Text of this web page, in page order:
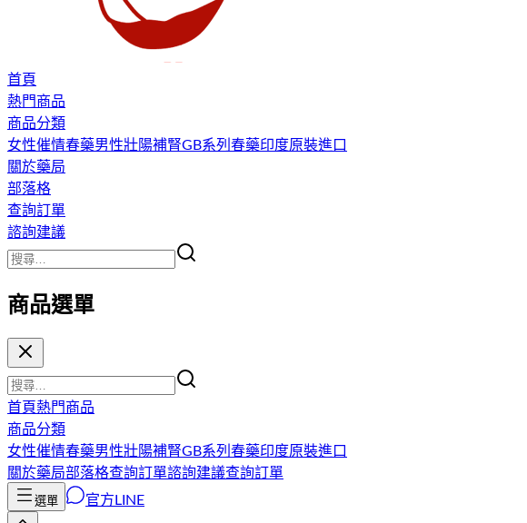
首頁
熱門商品
商品分類
女性催情春藥男性壯陽補腎GB系列春藥印度原裝進口
關於藥局
部落格
查詢訂單
諮詢建議
商品選單
首頁熱門商品
商品分類
女性催情春藥男性壯陽補腎GB系列春藥印度原裝進口
關於藥局部落格查詢訂單諮詢建議查詢訂單
選單 官方LINE